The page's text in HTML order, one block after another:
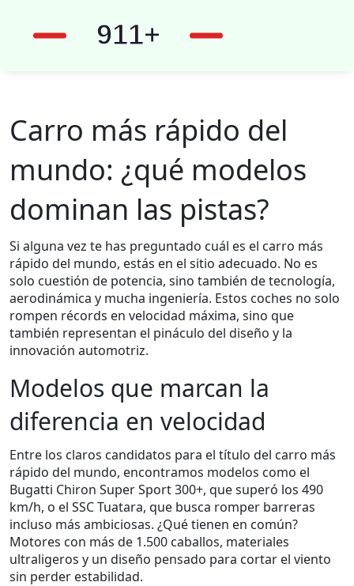
Carro más rápido del
mundo: ¿qué modelos
dominan las pistas?
Si alguna vez te has preguntado cuál es el carro más
rápido del mundo, estás en el sitio adecuado. No es
solo cuestión de potencia, sino también de tecnología,
aerodinámica y mucha ingeniería. Estos coches no solo
rompen récords en velocidad máxima, sino que
también representan el pináculo del diseño y la
innovación automotriz.
Modelos que marcan la
diferencia en velocidad
Entre los claros candidatos para el título del carro más
rápido del mundo, encontramos modelos como el
Bugatti Chiron Super Sport 300+, que superó los 490
km/h, o el SSC Tuatara, que busca romper barreras
incluso más ambiciosas. ¿Qué tienen en común?
Motores con más de 1.500 caballos, materiales
ultraligeros y un diseño pensado para cortar el viento
sin perder estabilidad.